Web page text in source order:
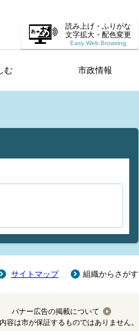
読み上げ・ふりがな
文字拡大・配色変更
Easy Web Browsing
む 市政情報
サイトマップ 組織からさがす
バナー広告の掲載について
容は市が保証するものではありません。